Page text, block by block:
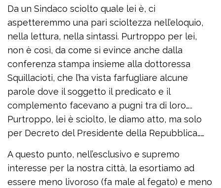
Da un Sindaco sciolto quale lei è, ci
aspetteremmo una pari scioltezza nell’eloquio,
nella lettura, nella sintassi. Purtroppo per lei,
non è così, da come si evince anche dalla
conferenza stampa insieme alla dottoressa
Squillacioti, che l’ha vista farfugliare alcune
parole dove il soggetto il predicato e il
complemento facevano a pugni tra di loro…..
Purtroppo, lei è sciolto, le diamo atto, ma solo
per Decreto del Presidente della Repubblica……
A questo punto, nell’esclusivo e supremo
interesse per la nostra città, la esortiamo ad
essere meno livoroso (fa male al fegato) e meno